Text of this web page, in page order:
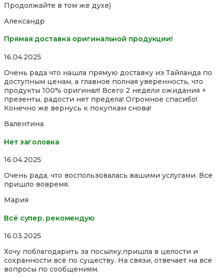
Продолжайте в том же духе)
Александр
Прямая доставка оригинальной продукции!
Rated
out
of
5
16.04.2025
Очень рада что нашла прямую доставку из Тайланда по
доступным ценам, а главное полная уверенность, что
продукты 100% оригинал! Всего 2 недели ожидания +
презенты, радости нет предела! Огромное спасибо!
Конечно же вернусь к покупкам снова!
Валентина
Нет заголовка
Rated
out
of
16.04.2025
Очень рада, что воспользовалась вашими услугами. Все
пришло вовремя.
Мария
Всё супер, рекомендую
Rated
out
of
5
16.03.2025
Хочу поблагодарить за посылку,пришла в целости и
сохранности всё по существу. На связи, отвечает на все
вопросы по сообщениям.